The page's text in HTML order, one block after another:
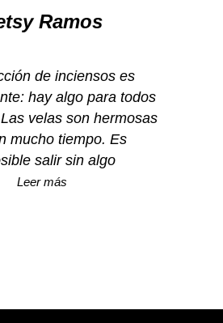
Ramos
de inciensos es
hay algo para todos
velas son hermosas
mucho tiempo. Es
salir sin algo
Leer más